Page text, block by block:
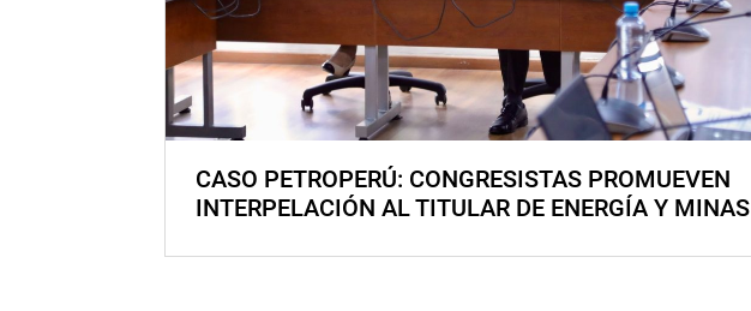
CASO PETROPERÚ: CONGRESISTAS PROMUEVEN
INTERPELACIÓN AL TITULAR DE ENERGÍA Y MINAS